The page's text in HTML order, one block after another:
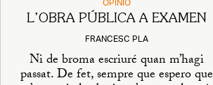
OPINIÓ
L’OBRA PÚBLICA A EXAMEN
FRANCESC PLA
Ni de broma escriuré quan m’hagi
passat. De fet, sempre que espero que